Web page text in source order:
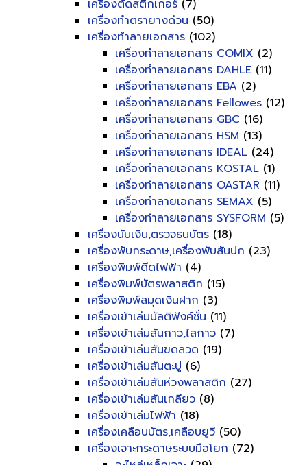
เครื่องตัดสติกเกอร์ (7)
เครื่องทำตรายางด่วน (50)
เครื่องทำลายเอกสาร (102)
เครื่องทำลายเอกสาร COMIX (2)
เครื่องทำลายเอกสาร DAHLE (11)
เครื่องทำลายเอกสาร EBA (2)
เครื่องทำลายเอกสาร Fellowes (12)
เครื่องทำลายเอกสาร GBC (16)
เครื่องทำลายเอกสาร HSM (13)
เครื่องทำลายเอกสาร IDEAL (24)
เครื่องทำลายเอกสาร KOSTAL (1)
เครื่องทำลายเอกสาร OASTAR (11)
เครื่องทำลายเอกสาร SEMAX (5)
เครื่องทำลายเอกสาร SYSFORM (5)
เครื่องนับเงิน,ตรวจธนบัตร (18)
เครื่องพับกระดาษ,เครื่องพับสันปก (23)
เครื่องพิมพ์ดีดไฟฟ้า (4)
เครื่องพิมพ์บัตรพลาสติก (15)
เครื่องพิมพ์สมุดเงินฝาก (3)
เครื่องเข้าเล่มมัลติฟังค์ชั่น (11)
เครื่องเข้าเล่มสันกาว,ไสกาว (7)
เครื่องเข้าเล่มสันขดลวด (19)
เครื่องเข้าเล่มสันตะปู (6)
เครื่องเข้าเล่มสันห่วงพลาสติก (27)
เครื่องเข้าเล่มสันเกลียว (8)
เครื่องเข้าเล่มไฟฟ้า (18)
เครื่องเคลือบบัตร,เคลือบยูวี (50)
เครื่องเจาะกระดาษระบบมือโยก (72)